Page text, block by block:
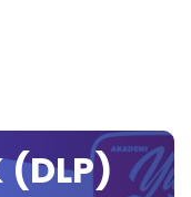
(DLP)